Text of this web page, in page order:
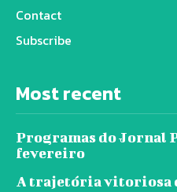
Contact
Subscribe
Most recent
Programas do Jornal
fevereiro
A trajetória vitoriosa